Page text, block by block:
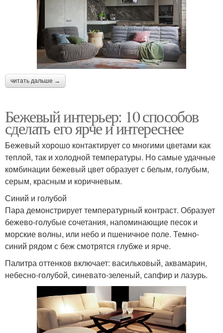
читать дальше →
Бежевый интерьер: 10 способов
сделать его ярче и интереснее
Бежевый хорошо контактирует со многими цветами как
теплой, так и холодной температуры. Но самые удачные
комбинации бежевый цвет образует с белым, голубым,
серым, красным и коричневым.
Синий и голубой
Пара демонстрирует температурный контраст. Образует
бежево-голубые сочетания, напоминающие песок и
морские волны, или небо и пшеничное поле. Темно-
синий рядом с беж смотрятся глубже и ярче.
Палитра оттенков включает: васильковый, аквамарин,
небесно-голубой, синевато-зеленый, сапфир и лазурь.